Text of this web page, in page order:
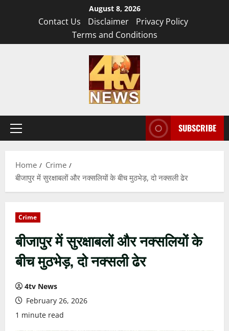
August 8, 2026
Contact Us Disclaimer
Privacy Policy
Terms and Conditions
Primary
SUBSCRIBE
Home
Crime
बीजापुर में सुरक्षाबलों और नक्सलियों के बीच मुठभेड़, दो नक्सली ढेर
Crime
बीजापुर में सुरक्षाबलों और नक्सलियों के
बीच मुठभेड़, दो नक्सली ढेर
4tv News
February 26, 2026
1 minute read